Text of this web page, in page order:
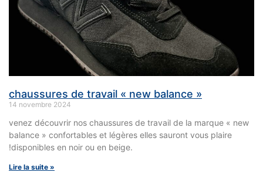
chaussures de travail « new balance »
14 novembre 2024
venez découvrir nos chaussures de travail de la marque « new
balance » confortables et légères elles sauront vous plaire
!disponibles en noir ou en beige.
Lire la suite »